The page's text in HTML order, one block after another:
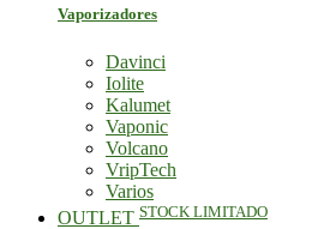
Vaporizadores
Davinci
Iolite
Kalumet
Vaponic
Volcano
VripTech
Varios
OUTLET STOCK LIMITADO